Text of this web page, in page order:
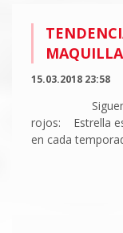
15.03.2018 23:58
Sigueme
rojos: Estrella
en cada